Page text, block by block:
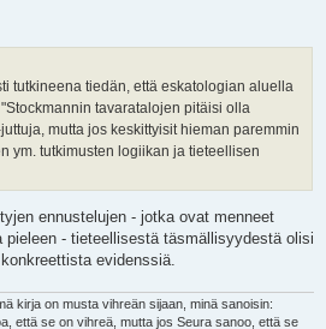
tutkineena tiedän, että eskatologian aluella
tavaratalojen pitäisi olla
mutta jos keskittyisit hieman paremmin
ym. tutkimusten logiikan ja tieteellisen
ennustelujen - jotka ovat menneet
pieleen - tieteellisestä täsmällisyydestä olisi
evidenssiä.
kirja on musta vihreän sijaan, minä sanoisin:
että se on vihreä, mutta jos Seura sanoo, että se